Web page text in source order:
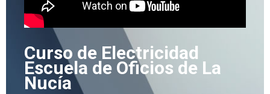
Curso de Electricidad
Escuela de Oficios de La
Nucía